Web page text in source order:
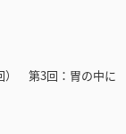
） 第3回：胃の中に